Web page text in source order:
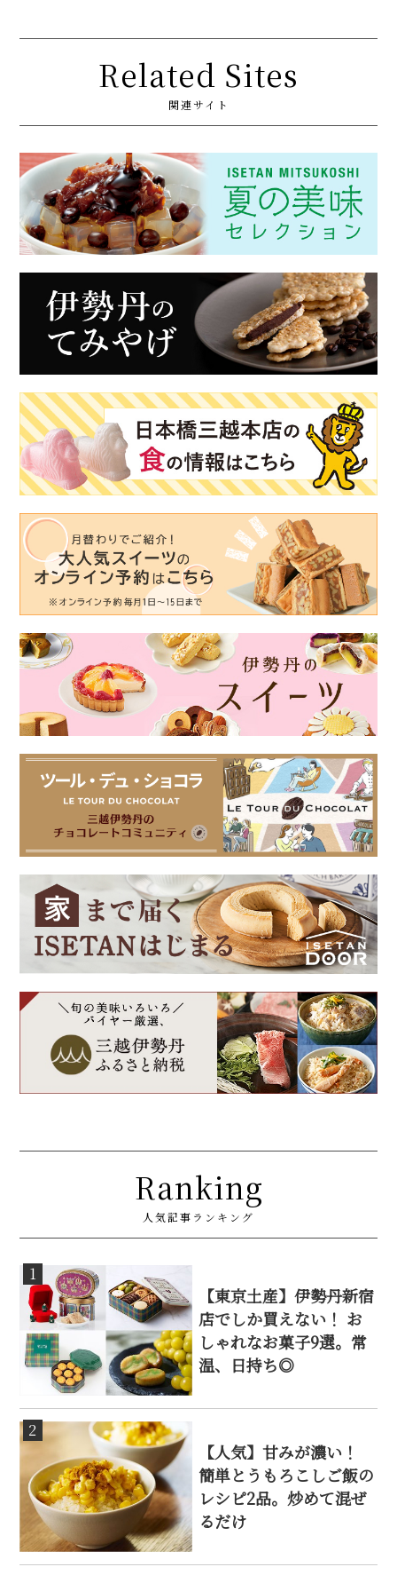
Related Sites
関連サイト
Ranking
人気記事ランキング
1
【東京土産】伊勢丹新宿
店でしか買えない！ お
しゃれなお菓子9選。常
温、日持ち◎
2
【人気】甘みが濃い！
簡単とうもろこしご飯の
レシピ2品。炒めて混ぜ
るだけ